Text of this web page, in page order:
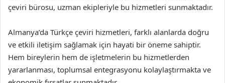
çeviri bürosu, uzman ekipleriyle bu hizmetleri sunmaktadır.
Almanya’da Türkçe çeviri hizmetleri, farklı alanlarda doğru
ve etkili iletişim sağlamak için hayati bir öneme sahiptir.
Hem bireylerin hem de işletmelerin bu hizmetlerden
yararlanması, toplumsal entegrasyonu kolaylaştırmakta ve